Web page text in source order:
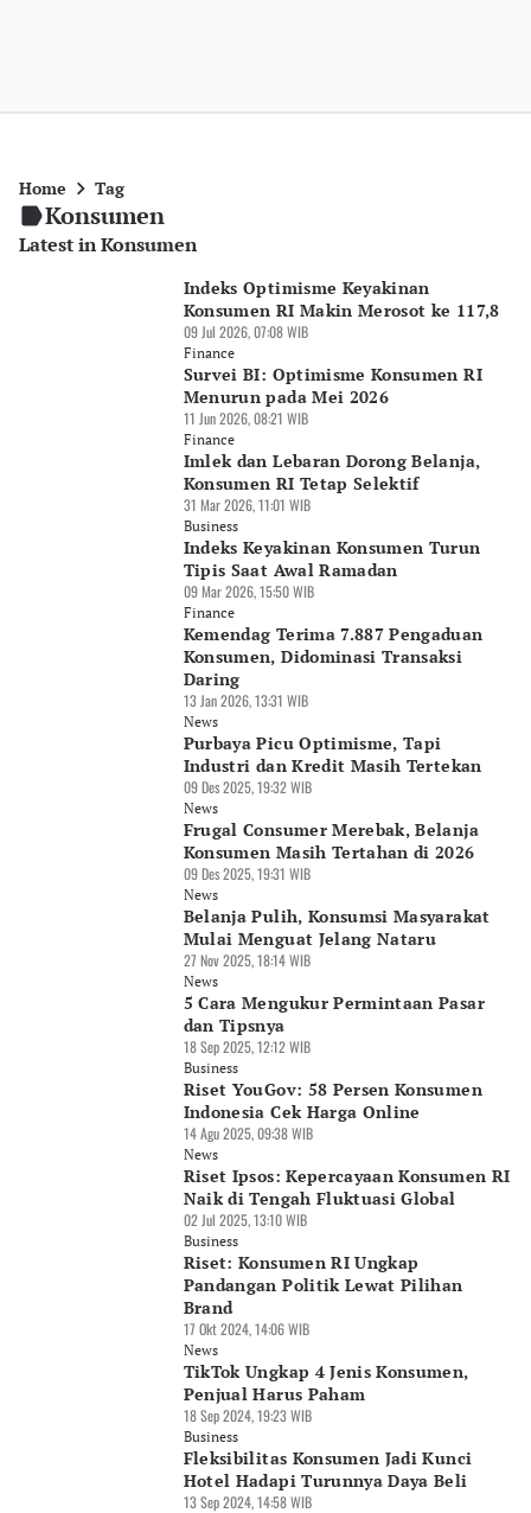
Home Tag
Konsumen
Latest in Konsumen
Indeks Optimisme Keyakinan
Konsumen RI Makin Merosot ke 117,8
09 Jul 2026, 07:08 WIB
Finance
Survei BI: Optimisme Konsumen RI
Menurun pada Mei 2026
11 Jun 2026, 08:21 WIB
Finance
Imlek dan Lebaran Dorong Belanja,
Konsumen RI Tetap Selektif
31 Mar 2026, 11:01 WIB
Business
Indeks Keyakinan Konsumen Turun
Tipis Saat Awal Ramadan
09 Mar 2026, 15:50 WIB
Finance
Kemendag Terima 7.887 Pengaduan
Konsumen, Didominasi Transaksi
Daring
13 Jan 2026, 13:31 WIB
News
Purbaya Picu Optimisme, Tapi
Industri dan Kredit Masih Tertekan
09 Des 2025, 19:32 WIB
News
Frugal Consumer Merebak, Belanja
Konsumen Masih Tertahan di 2026
09 Des 2025, 19:31 WIB
News
Belanja Pulih, Konsumsi Masyarakat
Mulai Menguat Jelang Nataru
27 Nov 2025, 18:14 WIB
News
5 Cara Mengukur Permintaan Pasar
dan Tipsnya
18 Sep 2025, 12:12 WIB
Business
Riset YouGov: 58 Persen Konsumen
Indonesia Cek Harga Online
14 Agu 2025, 09:38 WIB
News
Riset Ipsos: Kepercayaan Konsumen RI
Naik di Tengah Fluktuasi Global
02 Jul 2025, 13:10 WIB
Business
Riset: Konsumen RI Ungkap
Pandangan Politik Lewat Pilihan
Brand
17 Okt 2024, 14:06 WIB
News
TikTok Ungkap 4 Jenis Konsumen,
Penjual Harus Paham
18 Sep 2024, 19:23 WIB
Business
Fleksibilitas Konsumen Jadi Kunci
Hotel Hadapi Turunnya Daya Beli
13 Sep 2024, 14:58 WIB